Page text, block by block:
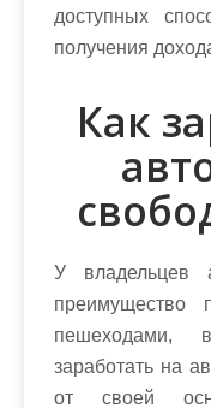
Как
У владельцев
преимущество
пешеходами,
заработать на
от своей